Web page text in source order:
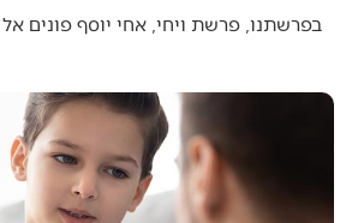
בפרשתנו, פרשת ויחי, אחי יוסף פונים אל